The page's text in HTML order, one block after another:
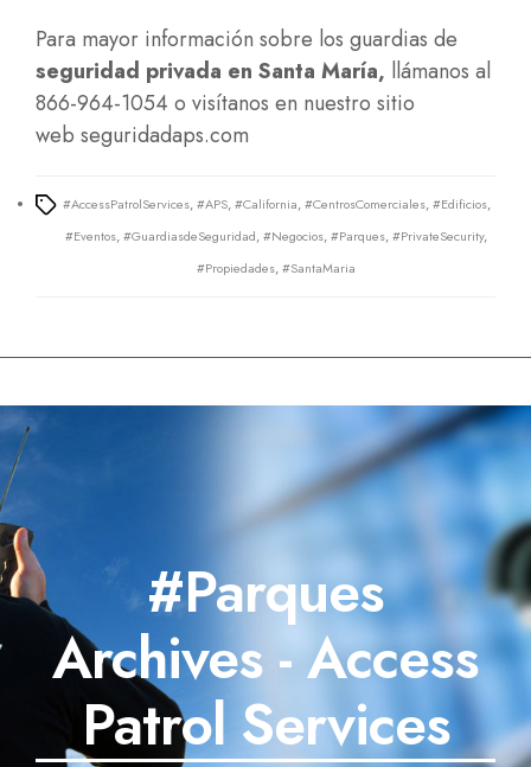
Para mayor información sobre los guardias de
seguridad privada en Santa María, llámanos al
866-964-1054 o visítanos en nuestro sitio
web seguridadaps.com
Tags
#AccessPatrolServices,#APS,#California,#CentrosComerciales,#Edificios,
#Eventos,#GuardiasdeSeguridad,#Negocios,#Parques,#PrivateSecurity,
#Propiedades,#SantaMaria
#Parques
Archives - Access
Patrol Services